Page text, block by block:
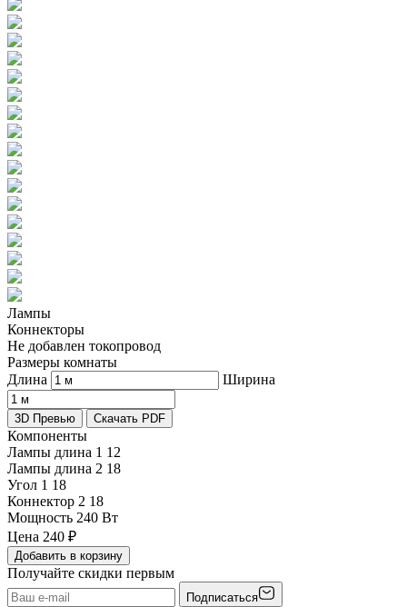
Лампы
Коннекторы
Не добавлен токопровод
Размеры комнаты
Длина
Ширина
3D Превью Скачать PDF
Компоненты
Лампы длина 1 12
Лампы длина 2 18
Угол 1 18
Коннектор 2 18
Мощность 240 Вт
Цена 240 ₽
Добавить в корзину
Получайте скидки первым
Подписаться